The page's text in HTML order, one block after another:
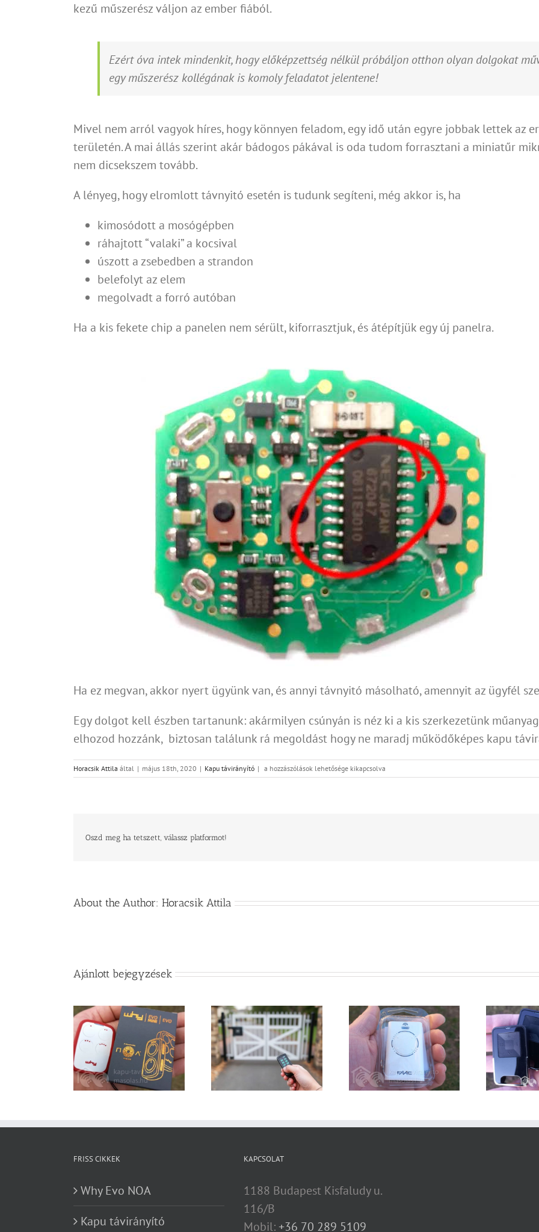
kezű műszerész váljon az ember fiából.
Ezért óva intek mindenkit, hogy előképzettség nélkül próbáljon otthon olyan dolgokat
egy műszerész kollégának is komoly feladatot jelentene!
Mivel nem arról vagyok híres, hogy könnyen feladom, egy idő után egyre jobbak lettek az
területén. A mai állás szerint akár bádogos pákával is oda tudom forrasztani a miniatűr
nem dicsekszem tovább.
A lényeg, hogy elromlott távnyitó esetén is tudunk segíteni, még akkor is, ha
kimosódott a mosógépben
ráhajtott “valaki” a kocsival
úszott a zsebedben a strandon
belefolyt az elem
megolvadt a forró autóban
Ha a kis fekete chip a panelen nem sérült, kiforrasztjuk, és átépítjük egy új panelra.
Ha ez megvan, akkor nyert ügyünk van, és annyi távnyitó másolható, amennyit az ügyfél
Egy dolgot kell észben tartanunk: akármilyen csúnyán is néz ki a kis szerkezetünk
elhozod hozzánk, biztosan találunk rá megoldást hogy ne maradj működőképes kapu
Horacsik Attila által | május 18th, 2020 | Kapu távirányító | Kapu
távirányító
a hozzászólások lehetősége kikapcsolva
Oszd meg ha tetszett, válassz platformot!
About the Author: Horacsik Attila
Ajánlott bejegyzések
Kapu távirányító kisokos
Utángyártott
kaputávirányító vagy
gyári távnyitó egység?
Allmatic kapu távirányító
FRISS CIKKEK
Why Evo NOA
Kapu távirányító
KAPCSOLAT
1188 Budapest Kisfaludy u.
116/B
Mobil:+36 70 289 5109